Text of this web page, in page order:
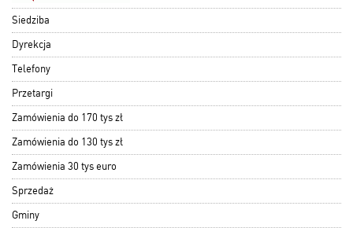
Siedziba
Dyrekcja
Telefony
Przetargi
Zamówienia do 170 tys zł
Zamówienia do 130 tys zł
Zamówienia 30 tys euro
Sprzedaż
Gminy